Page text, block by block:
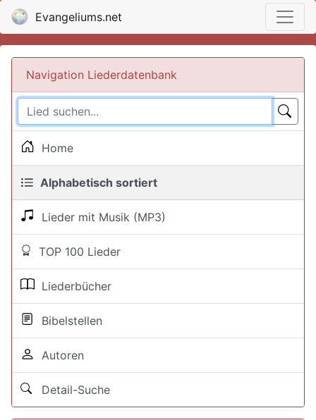
Evangeliums.net
Navigation Liederdatenbank
Home
Alphabetisch sortiert
Lieder mit Musik (MP3)
TOP 100 Lieder
Liederbücher
Bibelstellen
Autoren
Detail-Suche